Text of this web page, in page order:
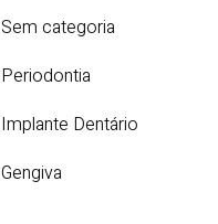
Sem categoria
Periodontia
Implante Dentário
Gengiva